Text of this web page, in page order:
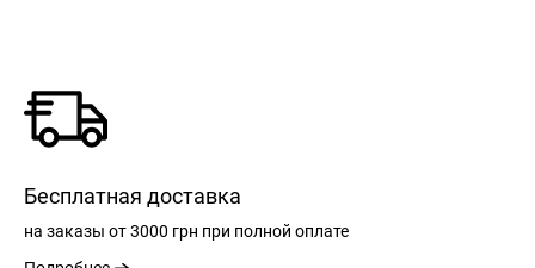
Бесплатная доставка
на заказы от 3000 грн при полной оплате